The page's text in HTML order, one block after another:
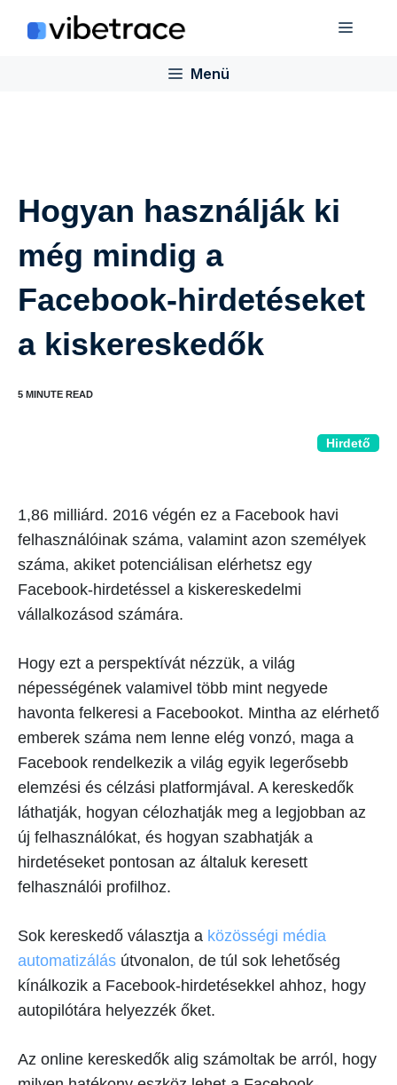
Menü
Menü
Hogyan használják ki
még mindig a
Facebook-hirdetéseket
a kiskereskedők
Hirdető
1,86 milliárd. 2016 végén ez a Facebook havi
felhasználóinak száma, valamint azon személyek
száma, akiket potenciálisan elérhetsz egy
Facebook-hirdetéssel a kiskereskedelmi
vállalkozásod számára.
Hogy ezt a perspektívát nézzük, a világ
népességének valamivel több mint negyede
havonta felkeresi a Facebookot. Mintha az elérhető
emberek száma nem lenne elég vonzó, maga a
Facebook rendelkezik a világ egyik legerősebb
elemzési és célzási platformjával. A kereskedők
láthatják, hogyan célozhatják meg a legjobban az
új felhasználókat, és hogyan szabhatják a
hirdetéseket pontosan az általuk keresett
felhasználói profilhoz.
Sok kereskedő választja a közösségi média
automatizálás útvonalon, de túl sok lehetőség
kínálkozik a Facebook-hirdetésekkel ahhoz, hogy
autopilótára helyezzék őket.
Az online kereskedők alig számoltak be arról, hogy